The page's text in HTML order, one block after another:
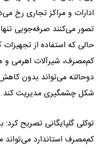
ادارات و مراکز تجاری رخ
تصور می‌کنند صرفه‌جویی
حالی که استفاده از
کم‌مصرف، شیرآلات اهرمی و
دوحالته می‌تواند بدون
شکل چشمگیری مدیریت کند.
توکلی گلپایگانی تصریح